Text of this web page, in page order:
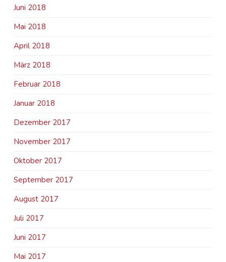
Juni 2018
Mai 2018
April 2018
März 2018
Februar 2018
Januar 2018
Dezember 2017
November 2017
Oktober 2017
September 2017
August 2017
Juli 2017
Juni 2017
Mai 2017